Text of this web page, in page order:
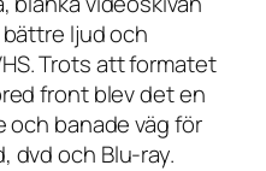
ljud och
Trots att formatet
front blev det en
och banade väg för
dvd och Blu-ray.